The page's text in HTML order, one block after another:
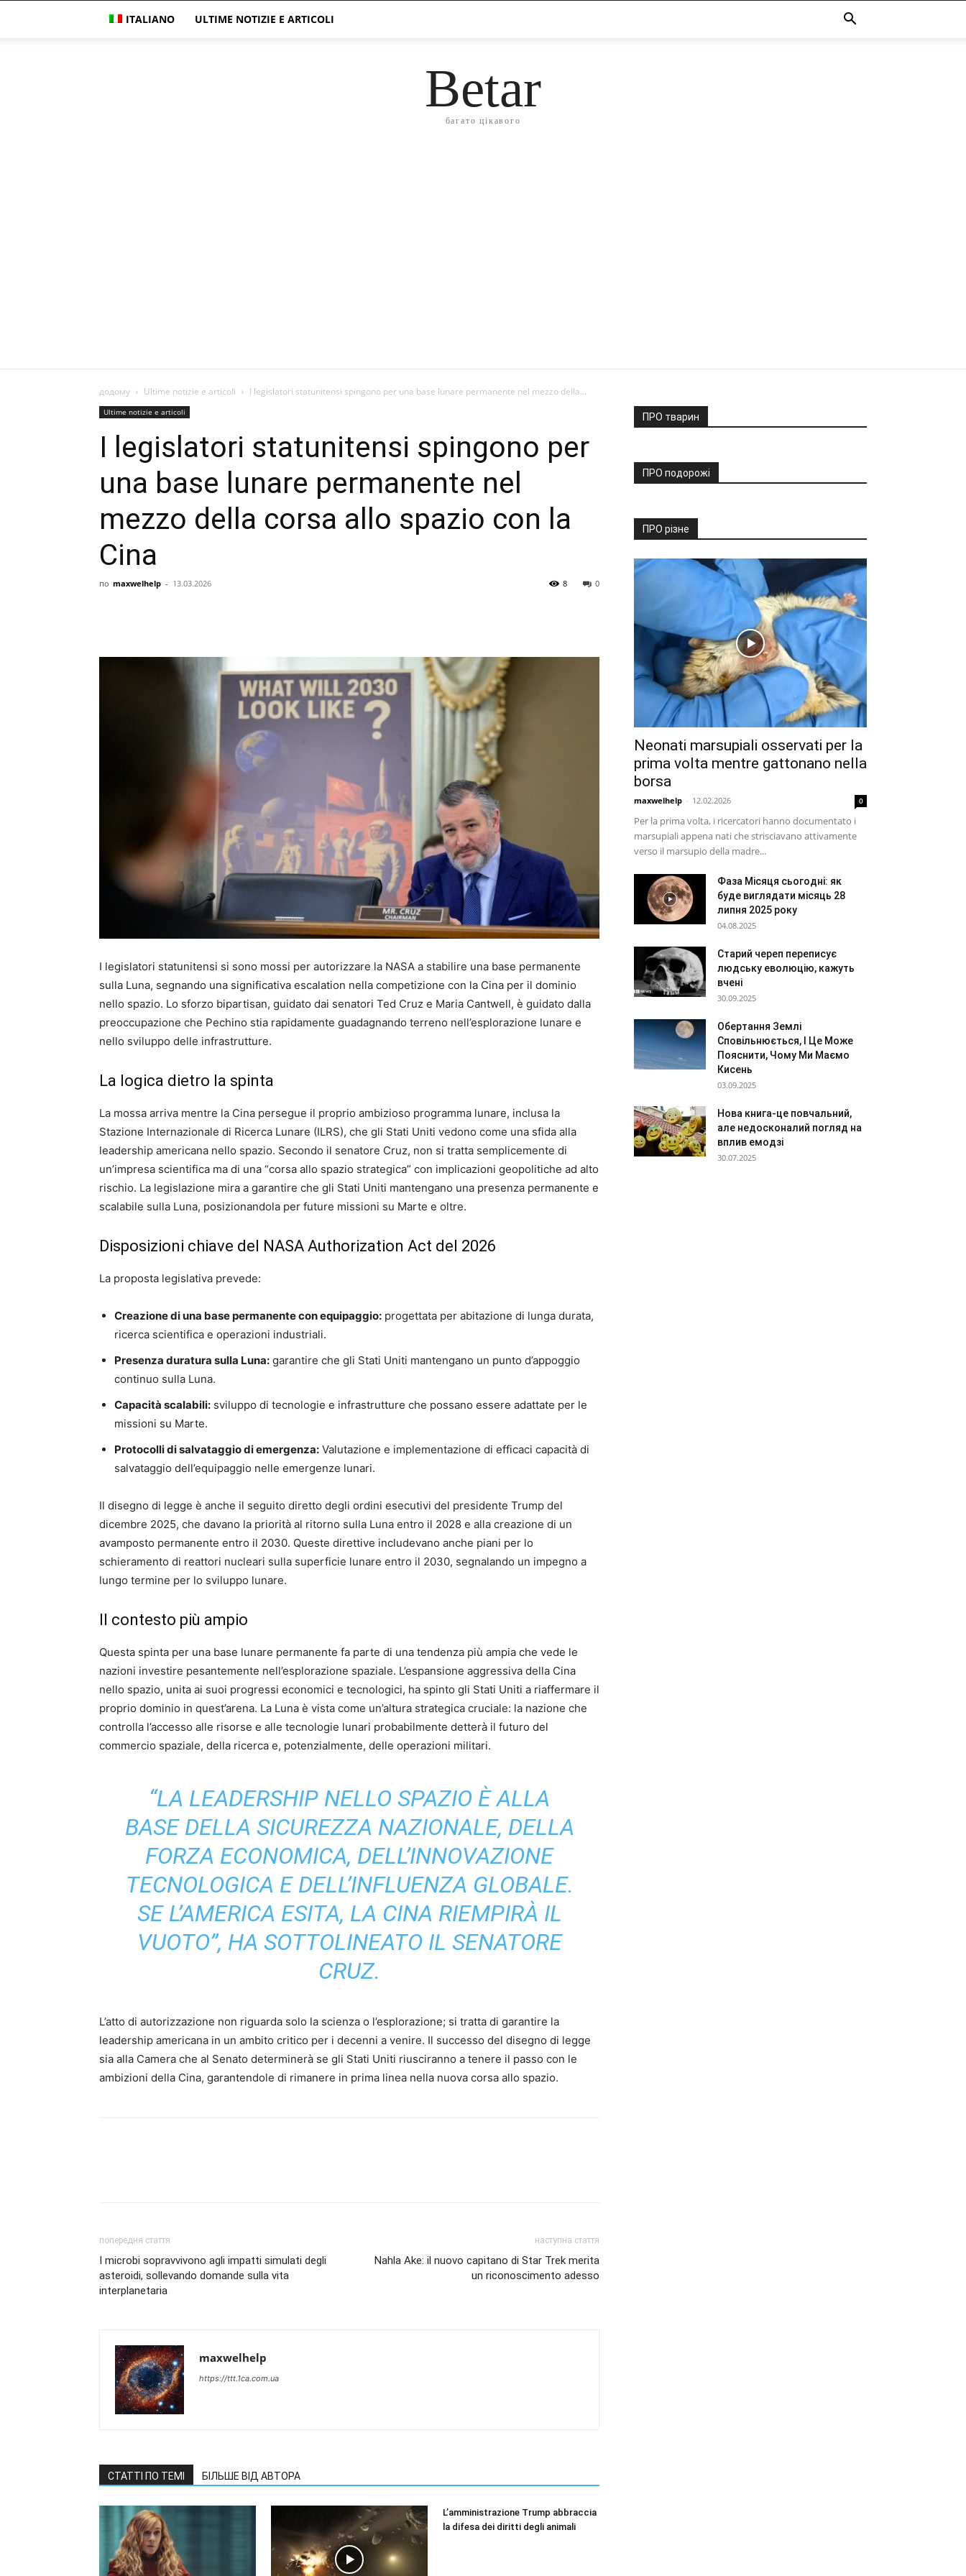
ITALIANO ULTIME NOTIZIE E ARTICOLI
Betar
багато цікавого
додому Ultime notizie e articoli I legislatori statunitensi spingono per una base lunare permanente nel mezzo della...
Ultime notizie e articoli
I legislatori statunitensi spingono per
una base lunare permanente nel
mezzo della corsa allo spazio con la
Cina
по maxwelhelp - 13.03.2026 0
8
I legislatori statunitensi si sono mossi per autorizzare la NASA a stabilire una base permanente
sulla Luna, segnando una significativa escalation nella competizione con la Cina per il dominio
nello spazio. Lo sforzo bipartisan, guidato dai senatori Ted Cruz e Maria Cantwell, è guidato dalla
preoccupazione che Pechino stia rapidamente guadagnando terreno nell’esplorazione lunare e
nello sviluppo delle infrastrutture.
La logica dietro la spinta
La mossa arriva mentre la Cina persegue il proprio ambizioso programma lunare, inclusa la
Stazione Internazionale di Ricerca Lunare (ILRS), che gli Stati Uniti vedono come una sfida alla
leadership americana nello spazio. Secondo il senatore Cruz, non si tratta semplicemente di
un’impresa scientifica ma di una “corsa allo spazio strategica” con implicazioni geopolitiche ad alto
rischio. La legislazione mira a garantire che gli Stati Uniti mantengano una presenza permanente e
scalabile sulla Luna, posizionandola per future missioni su Marte e oltre.
Disposizioni chiave del NASA Authorization Act del 2026
La proposta legislativa prevede:
Creazione di una base permanente con equipaggio: progettata per abitazione di lunga durata,
ricerca scientifica e operazioni industriali.
Presenza duratura sulla Luna: garantire che gli Stati Uniti mantengano un punto d’appoggio
continuo sulla Luna.
Capacità scalabili: sviluppo di tecnologie e infrastrutture che possano essere adattate per le
missioni su Marte.
Protocolli di salvataggio di emergenza: Valutazione e implementazione di efficaci capacità di
salvataggio dell’equipaggio nelle emergenze lunari.
Il disegno di legge è anche il seguito diretto degli ordini esecutivi del presidente Trump del
dicembre 2025, che davano la priorità al ritorno sulla Luna entro il 2028 e alla creazione di un
avamposto permanente entro il 2030. Queste direttive includevano anche piani per lo
schieramento di reattori nucleari sulla superficie lunare entro il 2030, segnalando un impegno a
lungo termine per lo sviluppo lunare.
Il contesto più ampio
Questa spinta per una base lunare permanente fa parte di una tendenza più ampia che vede le
nazioni investire pesantemente nell’esplorazione spaziale. L’espansione aggressiva della Cina
nello spazio, unita ai suoi progressi economici e tecnologici, ha spinto gli Stati Uniti a riaffermare il
proprio dominio in quest’arena. La Luna è vista come un’altura strategica cruciale: la nazione che
controlla l’accesso alle risorse e alle tecnologie lunari probabilmente detterà il futuro del
commercio spaziale, della ricerca e, potenzialmente, delle operazioni militari.
“LA LEADERSHIP NELLO SPAZIO È ALLA
BASE DELLA SICUREZZA NAZIONALE, DELLA
FORZA ECONOMICA, DELL’INNOVAZIONE
TECNOLOGICA E DELL’INFLUENZA GLOBALE.
SE L’AMERICA ESITA, LA CINA RIEMPIRÀ IL
VUOTO”, HA SOTTOLINEATO IL SENATORE
CRUZ.
L’atto di autorizzazione non riguarda solo la scienza o l’esplorazione; si tratta di garantire la
leadership americana in un ambito critico per i decenni a venire. Il successo del disegno di legge
sia alla Camera che al Senato determinerà se gli Stati Uniti riusciranno a tenere il passo con le
ambizioni della Cina, garantendole di rimanere in prima linea nella nuova corsa allo spazio.
попередня стаття
I microbi sopravvivono agli impatti simulati degli
asteroidi, sollevando domande sulla vita
interplanetaria
наступна стаття
Nahla Ake: il nuovo capitano di Star Trek merita
un riconoscimento adesso
maxwelhelp
https://ttt.1ca.com.ua
СТАТТІ ПО ТЕМІ БІЛЬШЕ ВІД АВТОРА
L’amministrazione Trump abbraccia
la difesa dei diritti degli animali
ПРО тварин
ПРО подорожі
ПРО різне
Neonati marsupiali osservati per la
prima volta mentre gattonano nella
borsa
maxwelhelp - 12.02.2026 0
Per la prima volta, i ricercatori hanno documentato i
marsupiali appena nati che strisciavano attivamente
verso il marsupio della madre...
Фаза Місяця сьогодні: як
буде виглядати місяць 28
липня 2025 року
04.08.2025
Старий череп переписує
людську еволюцію, кажуть
вчені
30.09.2025
Обертання Землі
Сповільнюється, І Це Може
Пояснити, Чому Ми Маємо
Кисень
03.09.2025
Нова книга-це повчальний,
але недосконалий погляд на
вплив емодзі
30.07.2025